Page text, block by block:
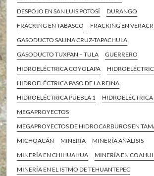
DESPOJO EN SAN LUIS POTOSÍ
DURANGO
FRACKING EN TABASCO
FRACKING EN
GASODUCTO SALINA CRUZ-TAPACHULA
GASODUCTO TUXPAN – TULA
GUERRERO
HIDROELÉCTRICA COYOLAPA
HIDROELÉCTRICA PASO DE LA REINA
HIDROELÉCTRICA PUEBLA 1
MEGAPROYECTOS
MEGAPROYECTOS DE HIDROCARBUROS EN
MICHOACÁN
MINERÍA
MINERÍA ANÁLISIS
MINERÍA EN CHIHUAHUA
MINERÍA EN
MINERÍA EN EL ISTMO DE TEHUANTEPEC